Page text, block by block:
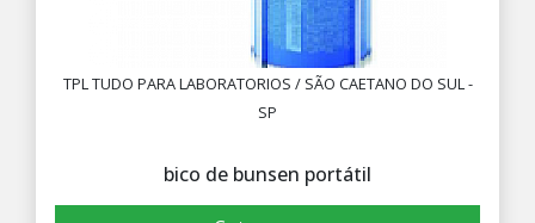
TPL TUDO PARA LABORATORIOS / SÃO CAETANO DO SUL -
SP
bico de bunsen portátil